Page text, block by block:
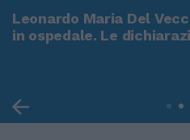
Leonardo Maria Del
in ospedale. Le